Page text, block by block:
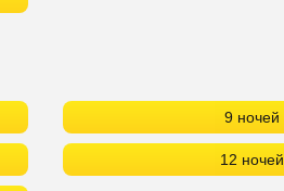
9 ночей
12 ночей